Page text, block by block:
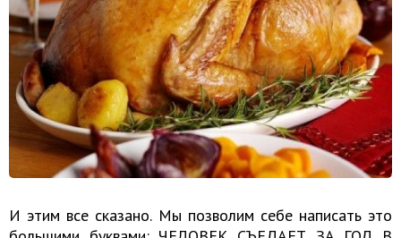
И этим все сказано. Мы позволим себе написать это